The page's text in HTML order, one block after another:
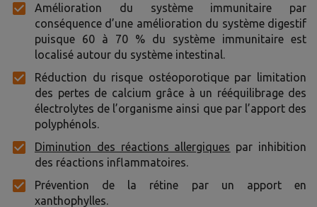
Amélioration du système immunitaire par
conséquence d’une amélioration du système digestif
puisque 60 à 70 % du système immunitaire est
localisé autour du système intestinal.
Réduction du risque ostéoporotique par limitation
des pertes de calcium grâce à un rééquilibrage des
électrolytes de l’organisme ainsi que par l’apport des
polyphénols.
Diminution des réactions allergiques par inhibition
des réactions inflammatoires.
Prévention de la rétine par un apport en
xanthophylles.